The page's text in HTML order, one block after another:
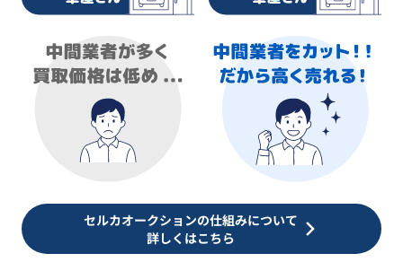
セルカオークションの仕組みについて
詳しくはこちら